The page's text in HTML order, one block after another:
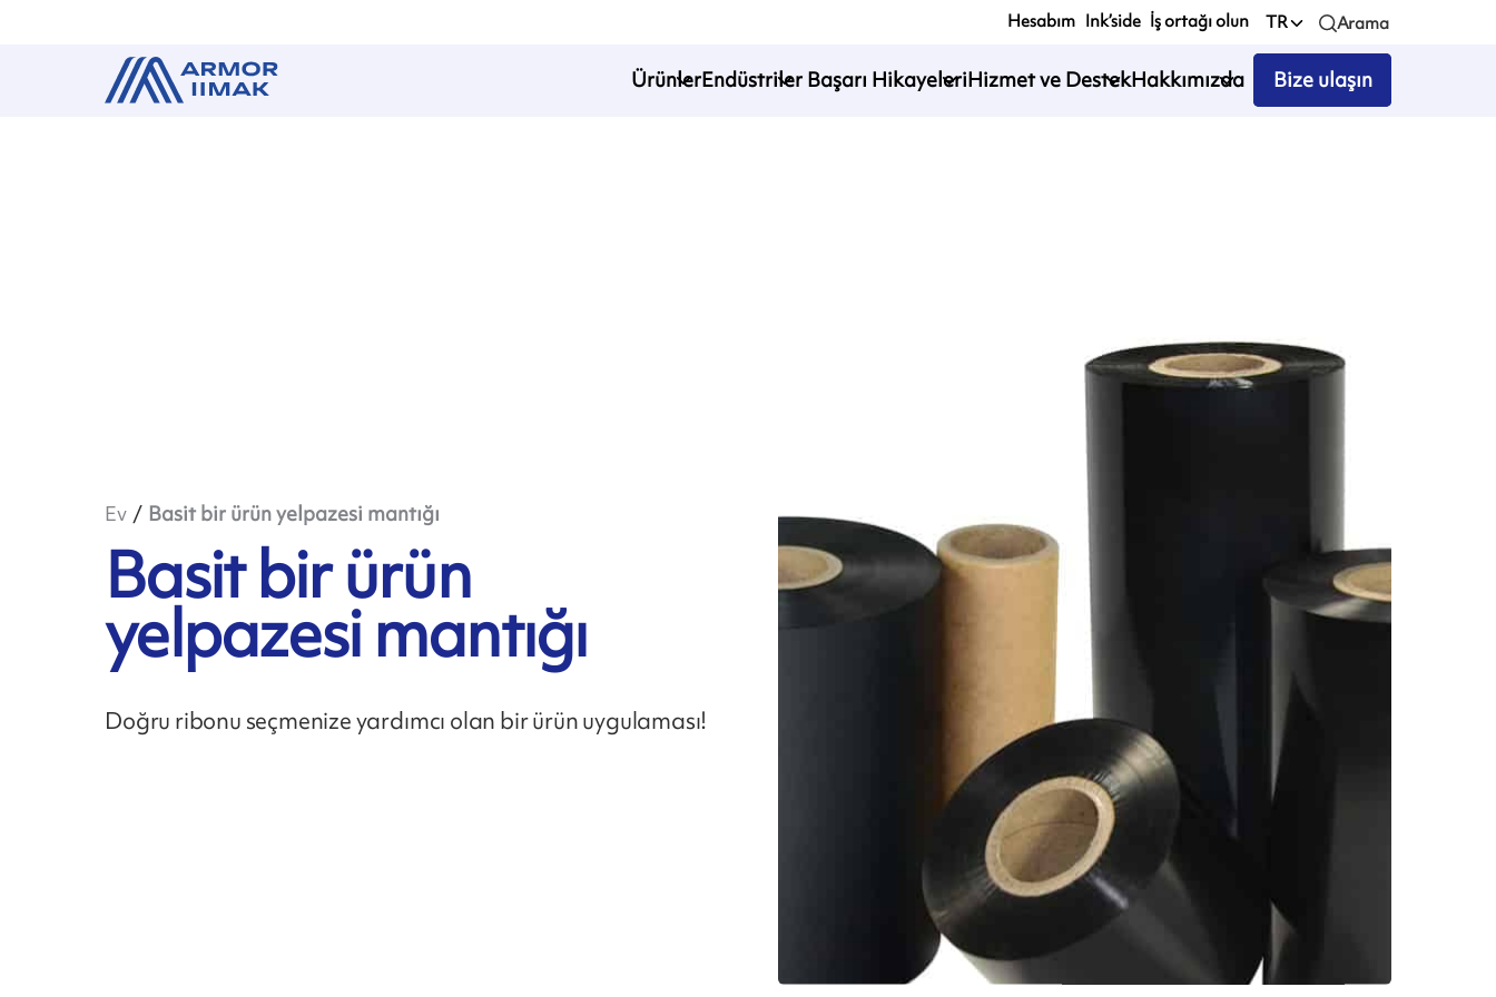
Hesabım Ink’side İş ortağı olun TR Arama
ÜrünlerEndüstrilerBaşarı HikayeleriHizmet ve DestekHakkımızda Bize ulaşın
Ev Basit bir ürün yelpazesi mantığı
Basit bir ürün
yelpazesi mantığı
Doğru ribonu seçmenize yardımcı olan bir ürün uygulaması!